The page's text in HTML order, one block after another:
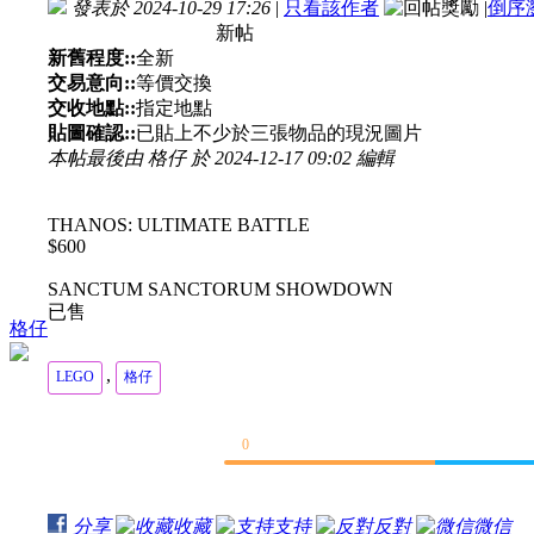
格仔
發表於 2024-10-29 17:26 | 只看該作者 |倒序
新帖
新舊程度::全新
交易意向::等價交換
交收地點::指定地點
貼圖確認::已貼上不少於三張物品的現況圖片
本帖最後由 格仔 於 2024-12-17 09:02 編輯
THANOS: ULTIMATE BATTLE
$600
SANCTUM SANCTORUM SHOWDOWN
已售
LEGO , 格仔
0
分享 收藏 支持 反對 微信